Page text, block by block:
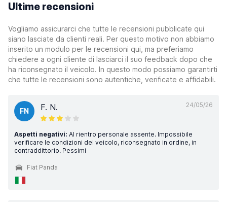
Ultime recensioni
Vogliamo assicurarci che tutte le recensioni pubblicate qui
siano lasciate da clienti reali. Per questo motivo non abbiamo
inserito un modulo per le recensioni qui, ma preferiamo
chiedere a ogni cliente di lasciarci il suo feedback dopo che
ha riconsegnato il veicolo. In questo modo possiamo garantirti
che tutte le recensioni sono autentiche, verificate e affidabili.
24/05/26
FN F. N.
Aspetti negativi: Al rientro personale assente. Impossibile
verificare le condizioni del veicolo, riconsegnato in ordine, in
contraddittorio. Pessimi
Fiat Panda